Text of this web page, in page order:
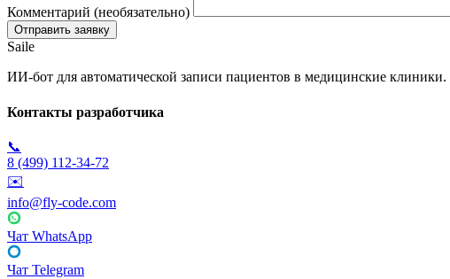
Комментарий (необязательно)
Saile
ИИ-бот для автоматической записи пациентов в медицинские клиники.
Контакты разработчика
📞
8 (499) 112-34-72
✉️
info@fly-code.com
Чат WhatsApp
Чат Telegram